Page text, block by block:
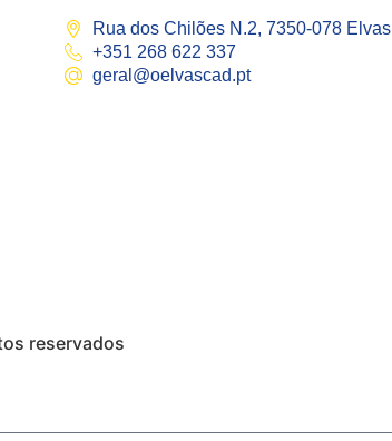
Rua dos Chilões N.2, 7350-078 Elvas
+351 268 622 337
geral@oelvascad.pt
reservados